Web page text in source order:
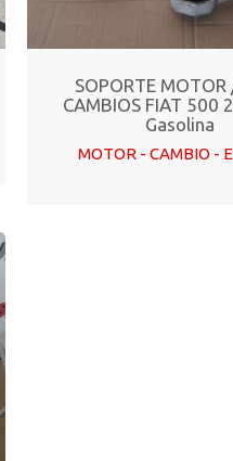
SOPORTE MOTOR
CAMBIOS FIAT 500
Gasolina
MOTOR - CAMBIO -